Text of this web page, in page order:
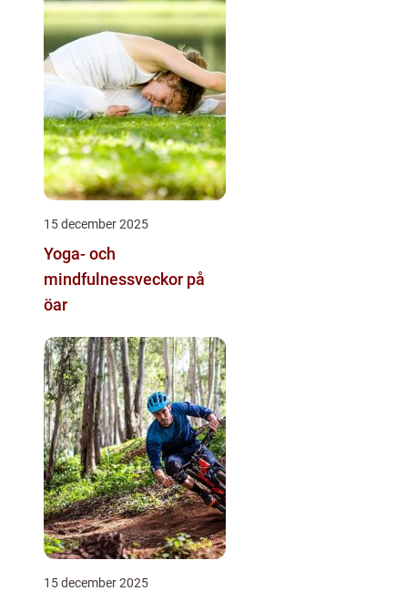
15 december 2025
Yoga- och
mindfulnessveckor på
öar
15 december 2025